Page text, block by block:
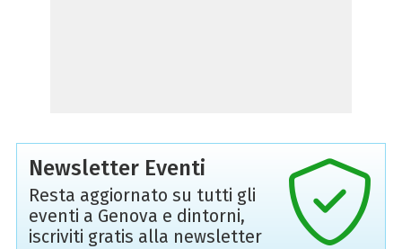
Newsletter Eventi
Resta aggiornato su tutti gli
eventi a Genova e dintorni,
iscriviti gratis alla newsletter